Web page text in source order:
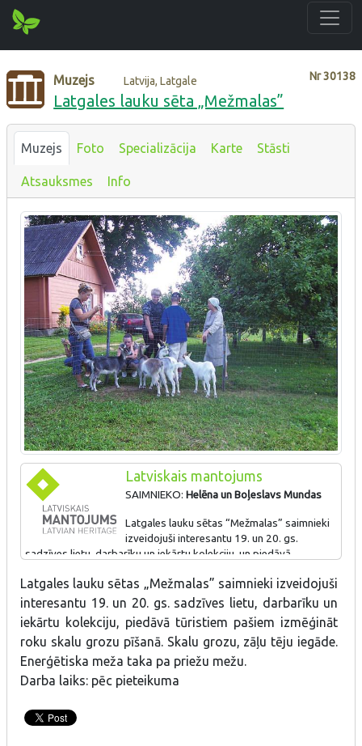
Nr30138
Muzejs Latvija, Latgale
Latgales lauku sēta „Mežmalas”
Muzejs Foto Specializācija Karte Stāsti
Atsauksmes Info
Latviskais mantojums
SAIMNIEKO: Helēnaun Boļeslavs Mundas
Latgales lauku sētas “Mežmalas” saimnieki
izveidojuši interesantu 19. un 20. gs.
sadzīves lietu, darbarīku un iekārtu kolekciju, un piedāvā
pirts slotas, un iespējama skalu grozu un zāļu tēju iegāde.
ZĪME PIEŠĶIRTA PAR: Par tradicionālo amata prasmju
daudzināšanu
Latgales lauku sētas „Mežmalas” saimnieki izveidojuši
interesantu 19. un 20. gs. sadzīves lietu, darbarīku un
iekārtu kolekciju, piedāvā tūristiem pašiem izmēģināt
roku skalu grozu pīšanā. Skalu grozu, zāļu tēju iegāde.
Enerģētiska meža taka pa priežu mežu.
Darba laiks: pēc pieteikuma